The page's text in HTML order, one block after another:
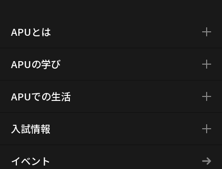
APUとは
APUの学び
APUでの生活
入試情報
イベント